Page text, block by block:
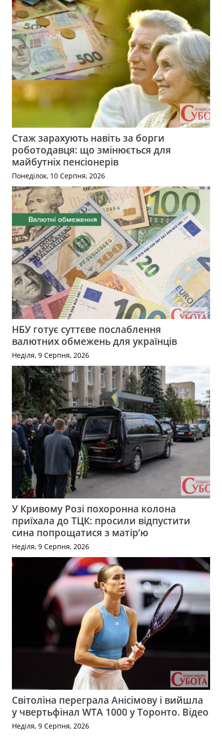
Стаж зарахують навіть за борги
роботодавця: що змінюється для
майбутніх пенсіонерів
Понеділок, 10 Серпня, 2026
НБУ готує суттєве послаблення
валютних обмежень для українців
Неділя, 9 Серпня, 2026
У Кривому Розі похоронна колона
приїхала до ТЦК: просили відпустити
сина попрощатися з матір’ю
Неділя, 9 Серпня, 2026
Світоліна переграла Анісімову і вийшла
у чвертьфінал WTA 1000 у Торонто. Відео
Неділя, 9 Серпня, 2026